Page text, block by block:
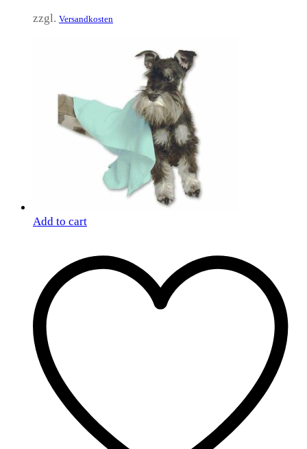
zzgl. Versandkosten
Add to cart